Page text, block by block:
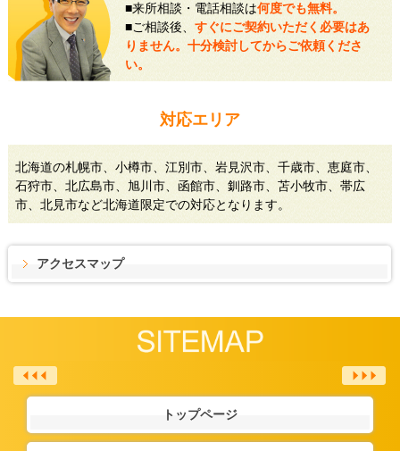
■来所相談・電話相談は何度でも無料。
■ご相談後、 すぐにご契約いただく必要はあ
りません。十分検討してからご依頼くださ
い。
対応エリア
北海道の札幌市、小樽市、江別市、岩見沢市、千歳市、恵庭市、
石狩市、北広島市、旭川市、函館市、釧路市、苫小牧市、帯広
市、北見市など北海道限定での対応となります。
アクセスマップ
トップページ